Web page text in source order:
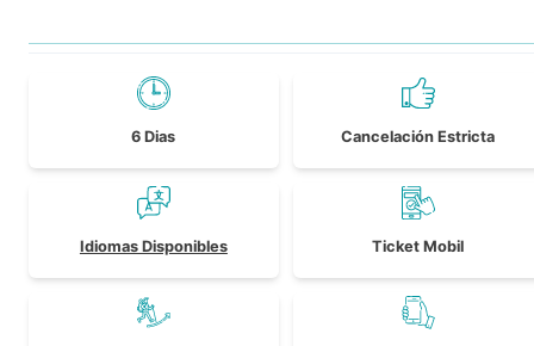
6 Dias Cancelación Estricta
Idiomas Disponibles Ticket Mobil